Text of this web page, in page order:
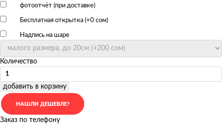
фотоотчёт (при доставке)
Бесплатная открытка (+0 сом)
Надпись на шаре
Количество
добавить в корзину
Заказ по телефону